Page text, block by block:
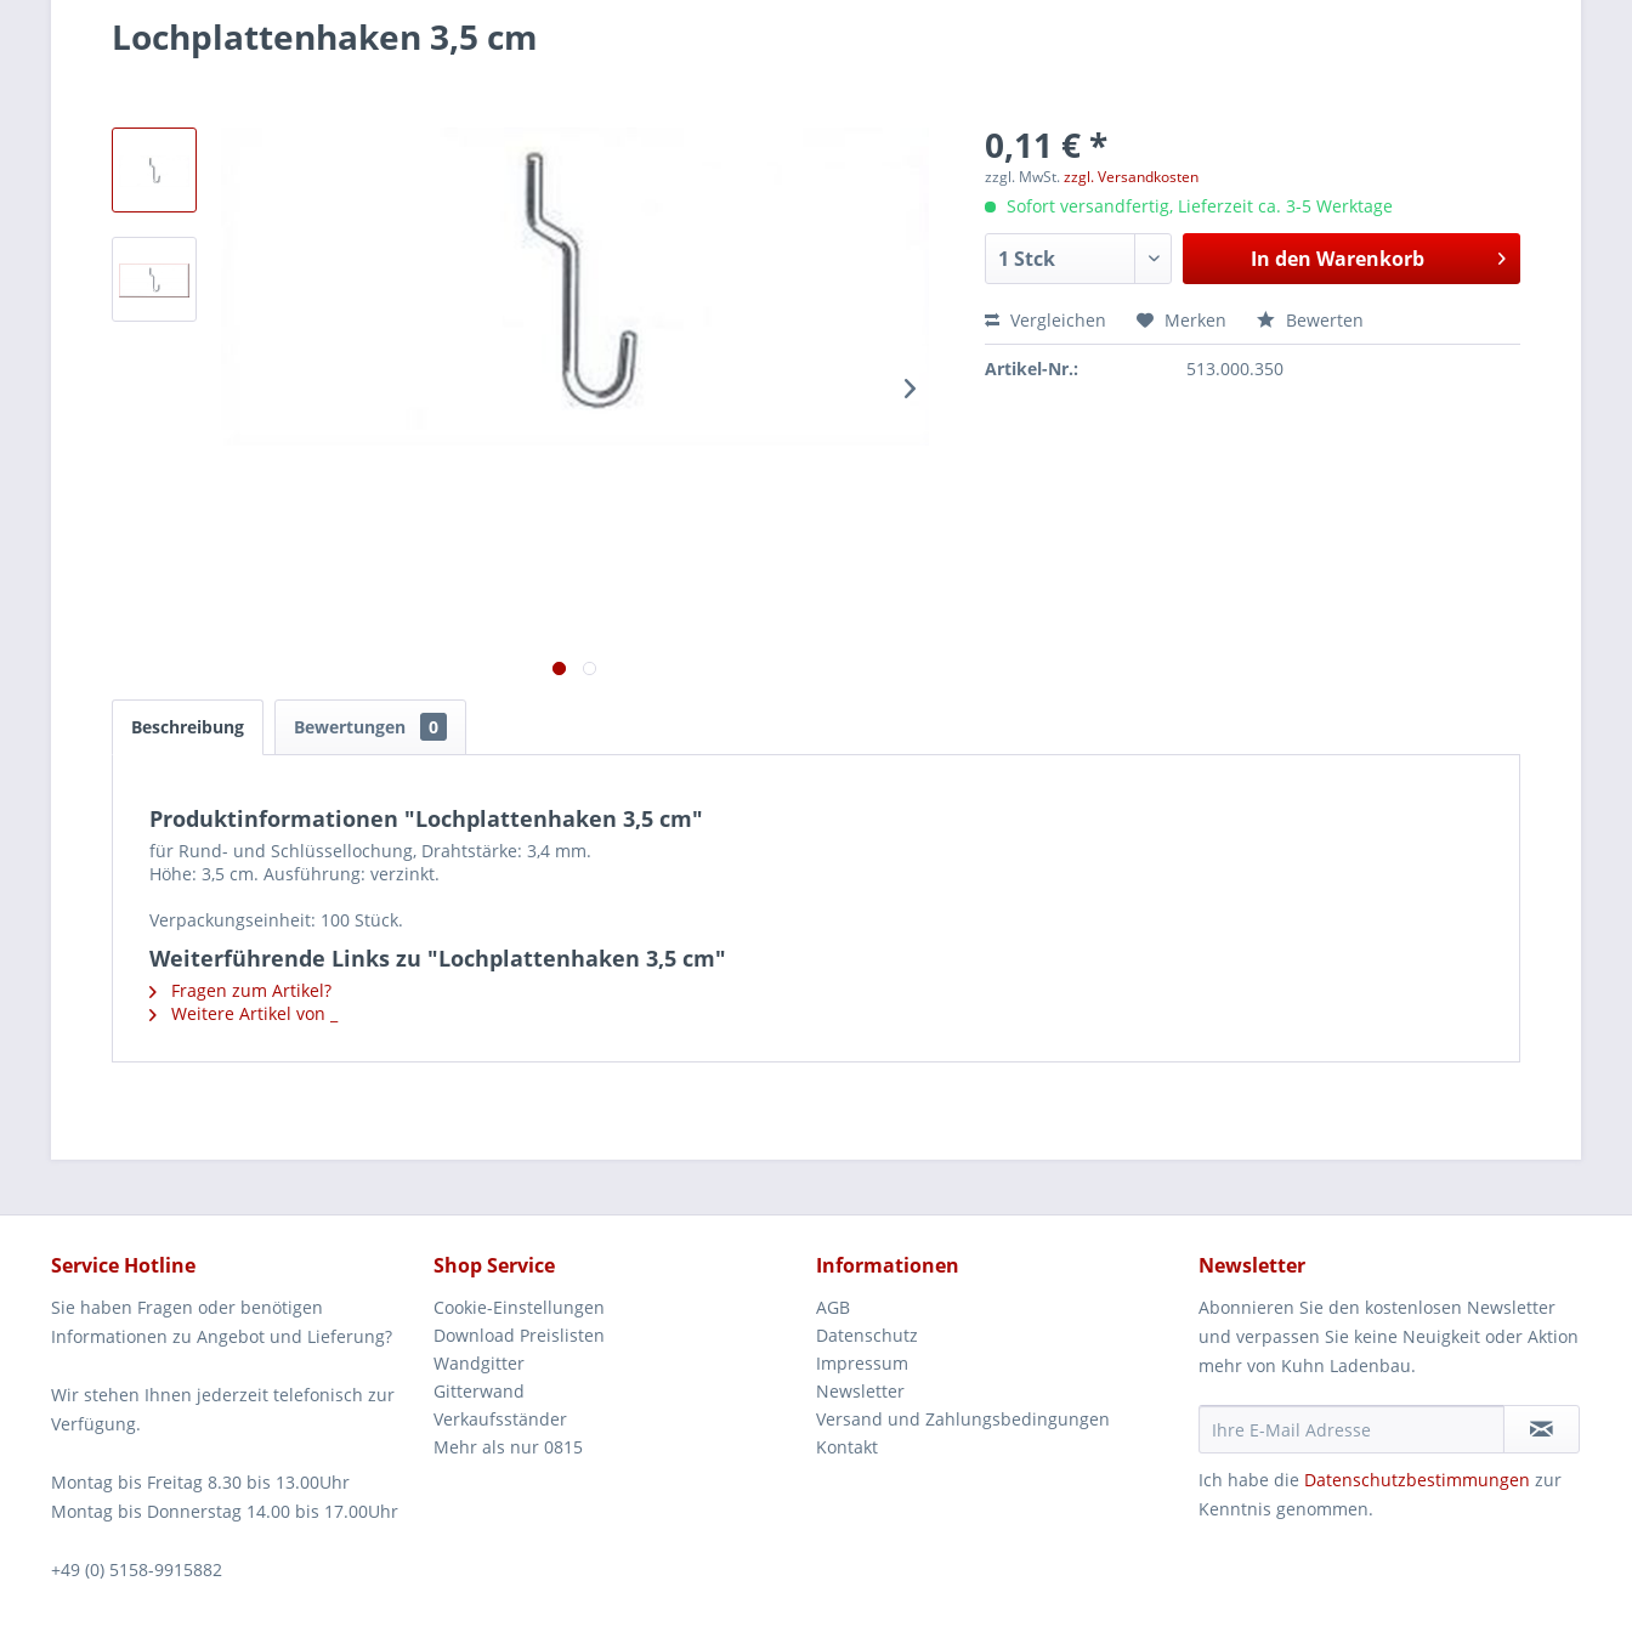
Lochplattenhaken 3,5 cm
0,11 € *
zzgl. MwSt.zzgl. Versandkosten
Sofort versandfertig, Lieferzeit ca. 3-5 Werktage
In den Warenkorb
Vergleichen Merken Bewerten
Artikel-Nr.: 513.000.350
Beschreibung Bewertungen 0
Produktinformationen "Lochplattenhaken 3,5 cm"
für Rund- und Schlüssellochung, Drahtstärke: 3,4 mm.
Höhe: 3,5 cm. Ausführung: verzinkt.
Verpackungseinheit: 100 Stück.
Weiterführende Links zu "Lochplattenhaken 3,5 cm"
Fragen zum Artikel?
Weitere Artikel von _
Service Hotline
Sie haben Fragen oder benötigen
Informationen zu Angebot und Lieferung?
Wir stehen Ihnen jederzeit telefonisch zur
Verfügung.
Montag bis Freitag 8.30 bis 13.00Uhr
Montag bis Donnerstag 14.00 bis 17.00Uhr
+49 (0) 5158-9915882
Shop Service
Cookie-Einstellungen
Download Preislisten
Wandgitter
Gitterwand
Verkaufsständer
Mehr als nur 0815
Informationen
AGB
Datenschutz
Impressum
Newsletter
Versand und Zahlungsbedingungen
Kontakt
Newsletter
Abonnieren Sie den kostenlosen Newsletter
und verpassen Sie keine Neuigkeit oder Aktion
mehr von Kuhn Ladenbau.
Ich habe die Datenschutzbestimmungen zur
Kenntnis genommen.